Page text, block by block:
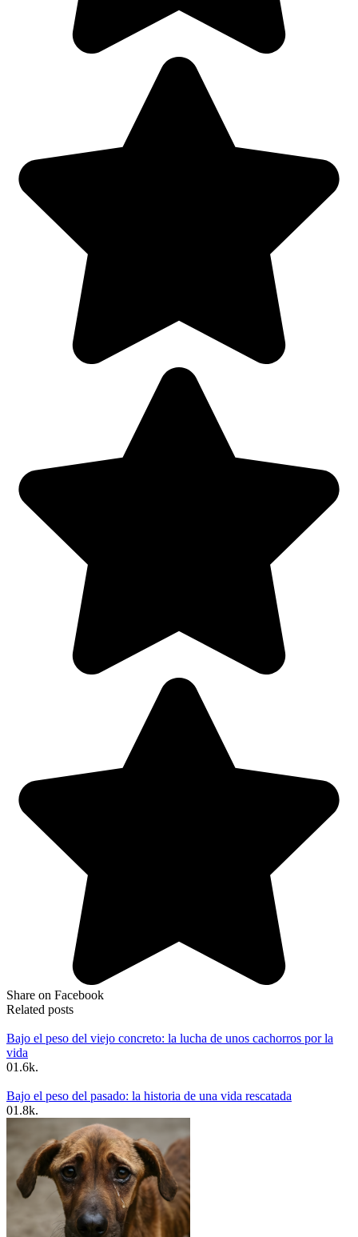
Share on Facebook
Related posts
Bajo el peso del viejo concreto: la lucha de unos cachorros por la
vida
01.6k.
Bajo el peso del pasado: la historia de una vida rescatada
01.8k.